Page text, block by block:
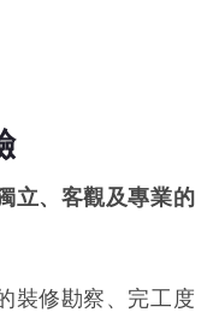
立、客觀及專業的
裝修勘察、完工度